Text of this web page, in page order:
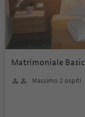
Matrimoniale Basic
Massimo 2 ospiti